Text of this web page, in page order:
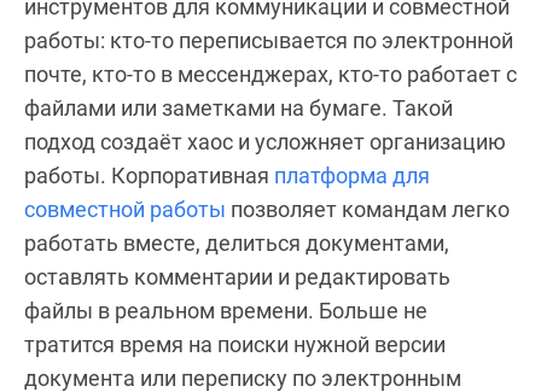
инструментов для коммуникации и совместной
работы: кто-то переписывается по электронной
почте, кто-то в мессенджерах, кто-то работает с
файлами или заметками на бумаге. Такой
подход создаёт хаос и усложняет организацию
работы. Корпоративная платформа для
совместной работы позволяет командам легко
работать вместе, делиться документами,
оставлять комментарии и редактировать
файлы в реальном времени. Больше не
тратится время на поиски нужной версии
документа или переписку по электронным